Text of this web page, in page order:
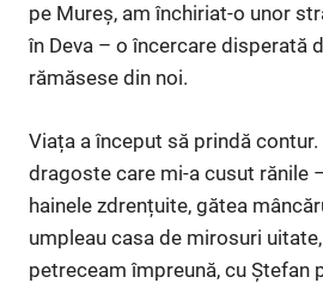
pe Mureș, am închiriat-o unor
în Deva – o încercare disperată
rămăsese din noi.
Viața a început să prindă
dragoste care mi-a cusut rănile
hainele zdrențuite, gătea
umpleau casa de mirosuri
petreceam împreună, cu Ștefan